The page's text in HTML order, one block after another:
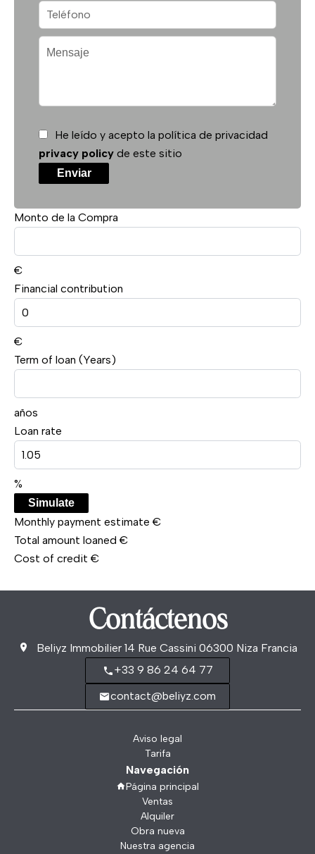
He leído y acepto la política de privacidad
privacy policy de este sitio
Enviar
Monto de la Compra
€
Financial contribution
€
Term of loan (Years)
años
Loan rate
%
Simulate
Monthly payment estimate €
Total amount loaned €
Cost of credit €
Contáctenos
Beliyz Immobilier14 Rue Cassini 06300 Niza Francia
+33 9 86 24 64 77
contact@beliyz.com
Aviso legal
Tarifa
Navegación
Página principal
Ventas
Alquiler
Obra nueva
Nuestra agencia